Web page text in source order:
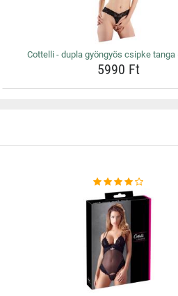
Cottelli - dupla gyöngyös csipke
5990 Ft